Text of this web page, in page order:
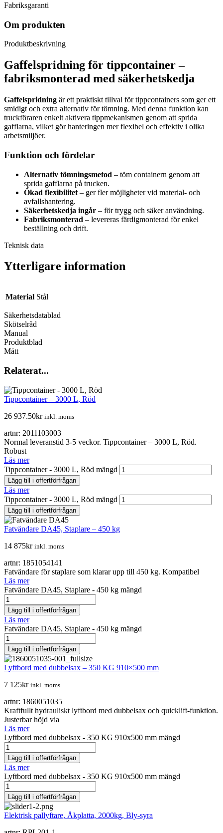
Fabriksgaranti
Om produkten
Produktbeskrivning
Gaffelspridning för tippcontainer –
fabriksmonterad med säkerhetskedja
Gaffelspridning är ett praktiskt tillval för tippcontainers som ger ett
smidigt och extra alternativ för tömning. Med denna funktion kan
truckföraren enkelt aktivera tippmekanismen genom att sprida
gafflarna, vilket gör hanteringen mer flexibel och effektiv i olika
arbetsmiljöer.
Funktion och fördelar
Alternativ tömningsmetod – töm containern genom att
sprida gafflarna på trucken.
Ökad flexibilitet – ger fler möjligheter vid material- och
avfallshantering.
Säkerhetskedja ingår – för trygg och säker användning.
Fabriksmonterad – levereras färdigmonterad för enkel
beställning och drift.
Teknisk data
Ytterligare information
Material Stål
Säkerhetsdatablad
Skötselråd
Manual
Produktblad
Mått
Relaterat...
Tippcontainer – 3000 L, Röd
26 937.50kr inkl. moms
artnr: 2011103003
Normal leveranstid 3-5 veckor. Tippcontainer – 3000 L, Röd.
Robust
Läs mer
Tippcontainer - 3000 L, Röd mängd
Lägg till i offertförfrågan
Läs mer
Tippcontainer - 3000 L, Röd mängd
Lägg till i offertförfrågan
Fatvändare DA45, Staplare – 450 kg
14 875kr inkl. moms
artnr: 1851054141
Fatvändare för staplare som klarar upp till 450 kg. Kompatibel
Läs mer
Fatvändare DA45, Staplare - 450 kg mängd
Lägg till i offertförfrågan
Läs mer
Fatvändare DA45, Staplare - 450 kg mängd
Lägg till i offertförfrågan
Lyftbord med dubbelsax – 350 KG 910×500 mm
7 125kr inkl. moms
artnr: 1860051035
Kraftfullt hydrauliskt lyftbord med dubbelsax och quicklift-funktion.
Justerbar höjd via
Läs mer
Lyftbord med dubbelsax - 350 KG 910x500 mm mängd
Lägg till i offertförfrågan
Läs mer
Lyftbord med dubbelsax - 350 KG 910x500 mm mängd
Lägg till i offertförfrågan
Elektrisk pallyftare, Åkplatta, 2000kg, Bly-syra